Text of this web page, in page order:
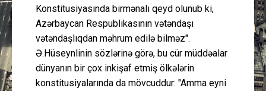
Konstitusiyasında birmənalı qeyd olunub ki,
Azərbaycan Respublikasının vətəndaşı
vətəndaşlıqdan məhrum edilə bilməz".
Ə.Hüseynlinin sözlərinə görə, bu cür müddəalar
dünyanın bir çox inkişaf etmiş ölkələrin
konstitusiyalarında da mövcuddur: "Amma eyni